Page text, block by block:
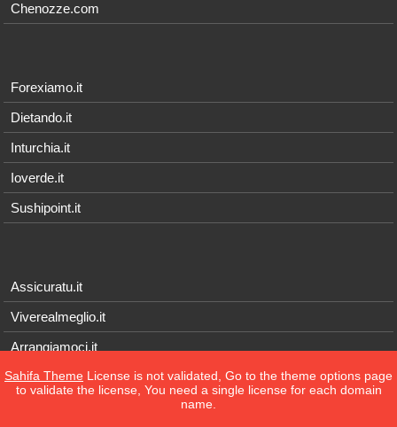
Chenozze.com
Forexiamo.it
Dietando.it
Inturchia.it
Ioverde.it
Sushipoint.it
Assicuratu.it
Viverealmeglio.it
Arrangiamoci.it
Tecnichef.it
Sahifa Theme License is not validated, Go to the theme options page
to validate the license, You need a single license for each domain
name.